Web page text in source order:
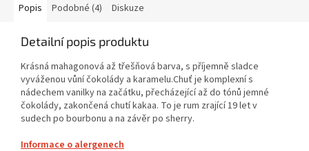
Popis Podobné (4) Diskuze
Detailní popis produktu
Krásná mahagonová až třešňová barva, s příjemně sladce
vyváženou vůní čokolády a karamelu.Chuť je komplexní s
nádechem vanilky na začátku, přecházející až do tónů jemné
čokolády, zakončená chutí kakaa. To je rum zrající 19 let v
sudech po bourbonu a na závěr po sherry.
Informace o alergenech